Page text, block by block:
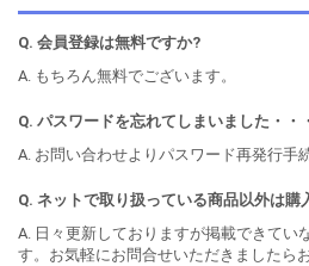
Q. 会員登録は無料ですか?
A. もちろん無料でございます。
Q. パスワードを忘れてしまいました・・・
A. お問い合わせよりパスワード再発行手
Q. ネットで取り扱っている商品以外は購
A. 日々更新しておりますが掲載できてい
す。お気軽にお問合せいただきましたら